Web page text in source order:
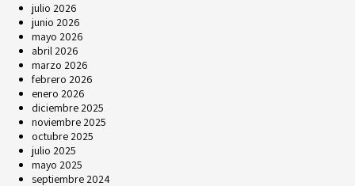
julio 2026
junio 2026
mayo 2026
abril 2026
marzo 2026
febrero 2026
enero 2026
diciembre 2025
noviembre 2025
octubre 2025
julio 2025
mayo 2025
septiembre 2024